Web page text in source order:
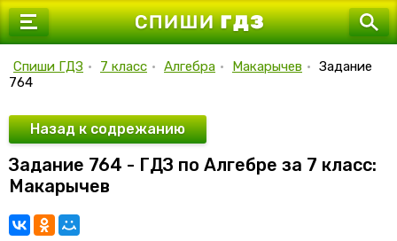
7 класс
9 класс
10 класс
11 класс
Спиши ГДЗ • 7 класс • Алгебра • Макарычев • Задание
764
Назад к содрежанию
Задание 764 - ГДЗ по Алгебре за 7 класс:
Макарычев